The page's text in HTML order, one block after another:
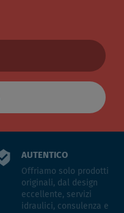
AUTENTICO
Offriamo solo prodotti
originali, dal design
eccellente, servizi
idraulici, consulenza e